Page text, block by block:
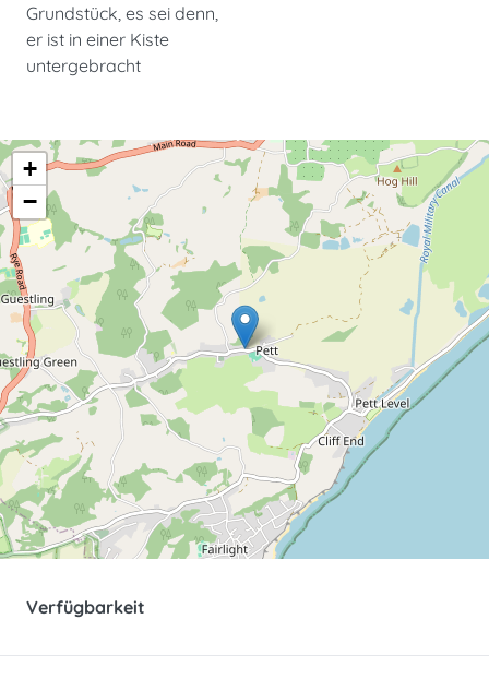
Grundstück, es sei denn,
er ist in einer Kiste
untergebracht
+
−
Verfügbarkeit